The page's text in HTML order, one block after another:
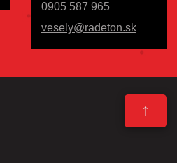
0905 587 965
vesely@radeton.sk
↑